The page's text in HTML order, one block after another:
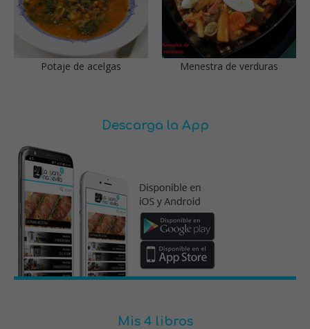
Potaje de acelgas Menestra de verduras
Descarga la App
Mis 4 libros